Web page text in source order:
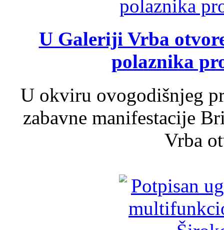
U Galeriji Vrba
polaznika
U okviru ovogodišnjeg
zabavne manifestacije
Vrba